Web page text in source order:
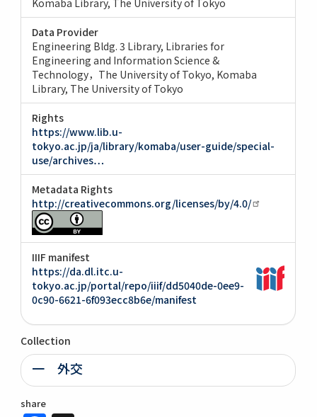
Data Provider
Engineering Bldg. 3 Library, Libraries for
Engineering and Information Science &
Technology，The University of Tokyo Komaba
Library, The University of Tokyo
Rights
https://www.lib.u-
tokyo.ac.jp/ja/library/komaba/user-guide/special-
use/archives…
Metadata Rights
http://creativecommons.org/licenses/by/4.0/
IIIF manifest
https://da.dl.itc.u-
tokyo.ac.jp/portal/repo/iiif/dd5040de-0ee9-
0c90-6621-6f093ecc8b6e/manifest
Collection
一 外交
share